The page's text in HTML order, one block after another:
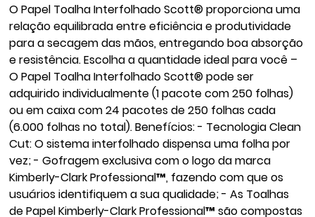
O Papel Toalha Interfolhado Scott® proporciona uma
relação equilibrada entre eficiência e produtividade
para a secagem das mãos, entregando boa absorção
e resistência. Escolha a quantidade ideal para você –
O Papel Toalha Interfolhado Scott® pode ser
adquirido individualmente (1 pacote com 250 folhas)
ou em caixa com 24 pacotes de 250 folhas cada
(6.000 folhas no total). Benefícios: - Tecnologia Clean
Cut: O sistema interfolhado dispensa uma folha por
vez; - Gofragem exclusiva com o logo da marca
Kimberly-Clark Professional™, fazendo com que os
usuários identifiquem a sua qualidade; - As Toalhas
de Papel Kimberly-Clark Professional™ são compostas